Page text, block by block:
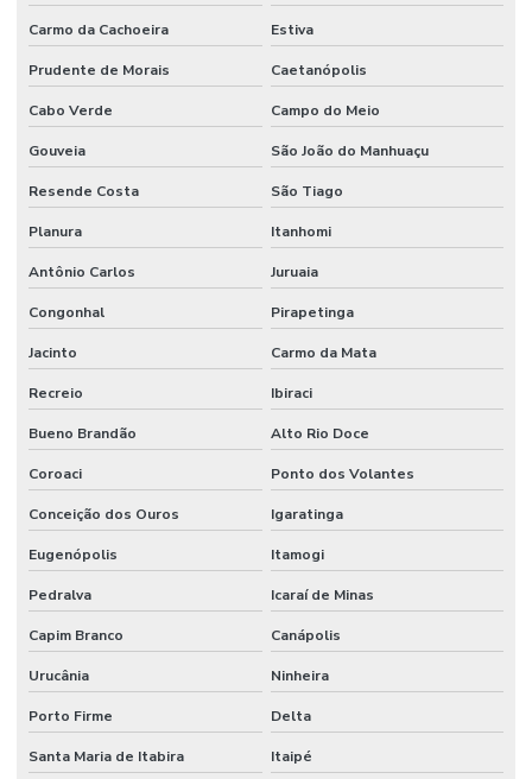
Carmo da Cachoeira Estiva
Prudente de Morais Caetanópolis
Cabo Verde Campo do Meio
Gouveia São João do Manhuaçu
Resende Costa São Tiago
Planura Itanhomi
Antônio Carlos Juruaia
Congonhal Pirapetinga
Jacinto Carmo da Mata
Recreio Ibiraci
Bueno Brandão Alto Rio Doce
Coroaci Ponto dos Volantes
Conceição dos Ouros Igaratinga
Eugenópolis Itamogi
Pedralva Icaraí de Minas
Capim Branco Canápolis
Urucânia Ninheira
Porto Firme Delta
Santa Maria de Itabira Itaipé